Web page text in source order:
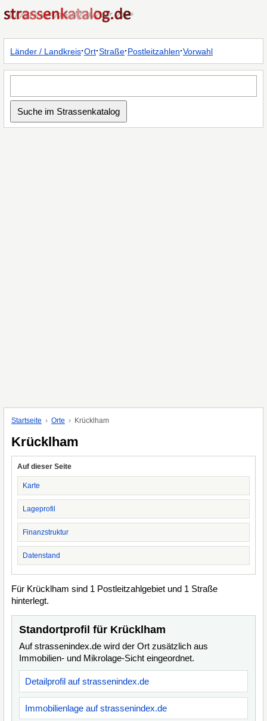
Länder / Landkreis·Ort·Straße·Postleitzahlen·Vorwahl
Startseite Orte Krücklham
Krücklham
Auf dieser Seite
Karte
Lageprofil
Finanzstruktur
Datenstand
Für Krücklham sind 1 Postleitzahlgebiet und 1 Straße
hinterlegt.
Standortprofil für Krücklham
Auf strassenindex.de wird der Ort zusätzlich aus
Immobilien- und Mikrolage-Sicht eingeordnet.
Detailprofil auf strassenindex.de
Immobilienlage auf strassenindex.de